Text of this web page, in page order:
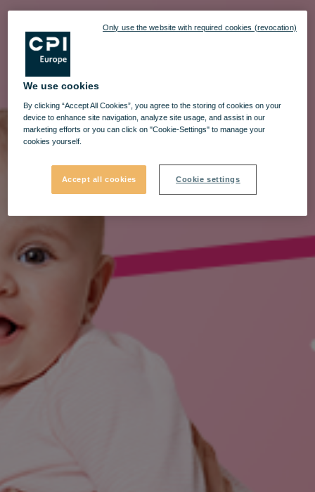
We use cookies
By clicking “Accept All Cookies”, you agree to the storing of cookies on your
device to enhance site navigation, analyze site usage, and assist in our
marketing efforts or you can click on "Cookie-Settings" to manage your
cookies yourself.
Accept all cookies Cookie settings
Only use the website with required cookies (revocation)